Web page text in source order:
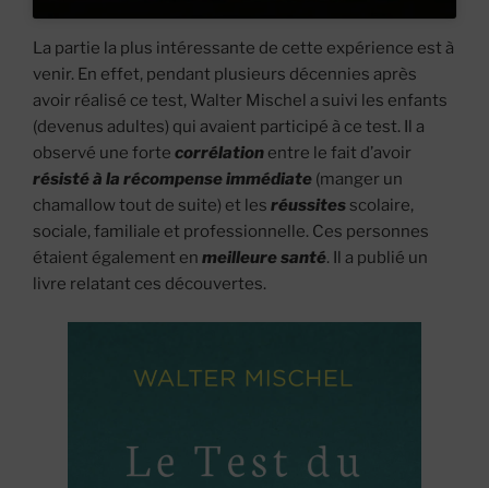
La partie la plus intéressante de cette expérience est à
venir. En effet, pendant plusieurs décennies après
avoir réalisé ce test, Walter Mischel a suivi les enfants
(devenus adultes) qui avaient participé à ce test. Il a
observé une forte corrélation entre le fait d’avoir
résisté à la récompense immédiate (manger un
chamallow tout de suite) et les réussitesscolaire,
sociale, familiale et professionnelle. Ces personnes
étaient également en meilleure santé. Il a publié un
livre relatant ces découvertes.